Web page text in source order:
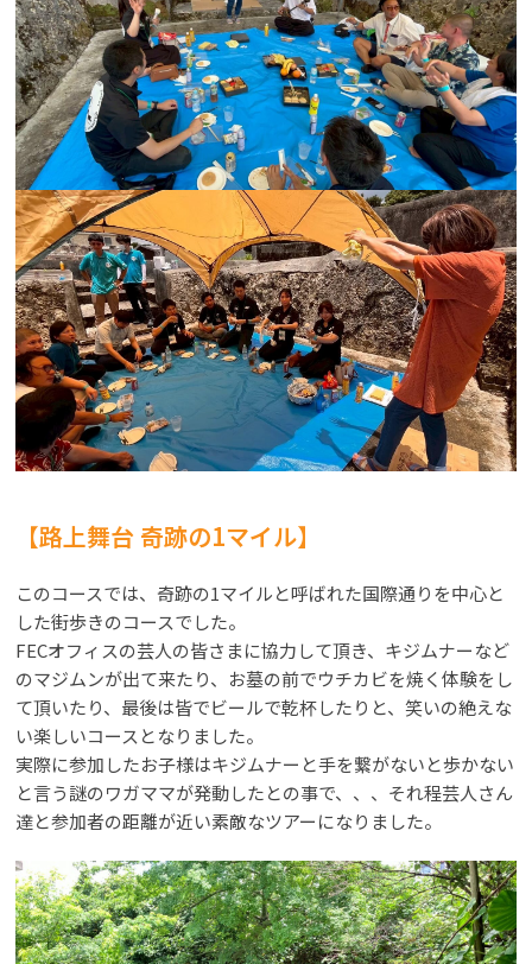
【路上舞台 奇跡の1マイル】
このコースでは、奇跡の1マイルと呼ばれた国際通りを中心と
した街歩きのコースでした。
FECオフィスの芸人の皆さまに協力して頂き、キジムナーなど
のマジムンが出て来たり、お墓の前でウチカビを焼く体験をし
て頂いたり、最後は皆でビールで乾杯したりと、笑いの絶えな
い楽しいコースとなりました。
実際に参加したお子様はキジムナーと手を繋がないと歩かない
と言う謎のワガママが発動したとの事で、、、それ程芸人さん
達と参加者の距離が近い素敵なツアーになりました。